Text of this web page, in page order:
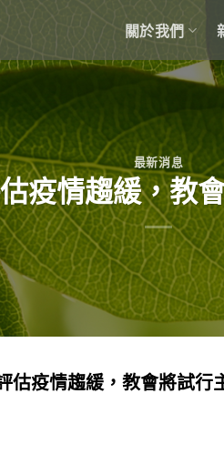
關於我們
最新消息
疫情趨緩，教
估疫情趨緩，教會將試行